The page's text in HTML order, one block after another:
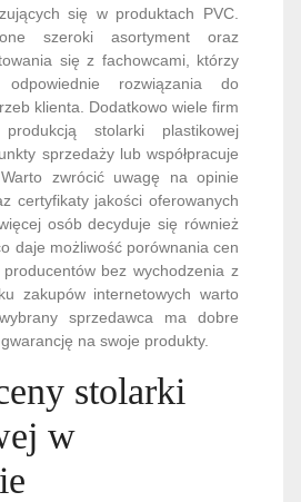
się w produktach PVC.
szeroki asortyment oraz
się z fachowcami, którzy
rozwiązania do
klienta. Dodatkowo wiele firm
stolarki plastikowej
sprzedaży lub współpracuje
zwrócić uwagę na opinie
certyfikaty jakości oferowanych
osób decyduje się również
daje możliwość porównania cen
bez wychodzenia z
zakupów internetowych warto
sprzedawca ma dobre
na swoje produkty.
stolarki
w